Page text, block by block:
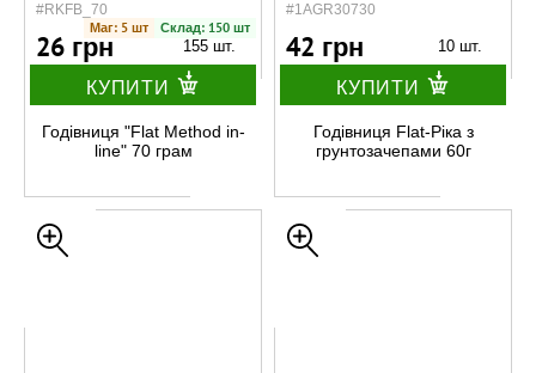
#RKFB_70
Маг: 5 шт Склад: 150 шт
26 грн 155 шт.
КУПИТИ
Годівниця "Flat Method in-
line" 70 грам
#1AGR30730
42 грн 10 шт.
КУПИТИ
Годівниця Flat-Ріка з
грунтозачепами 60г